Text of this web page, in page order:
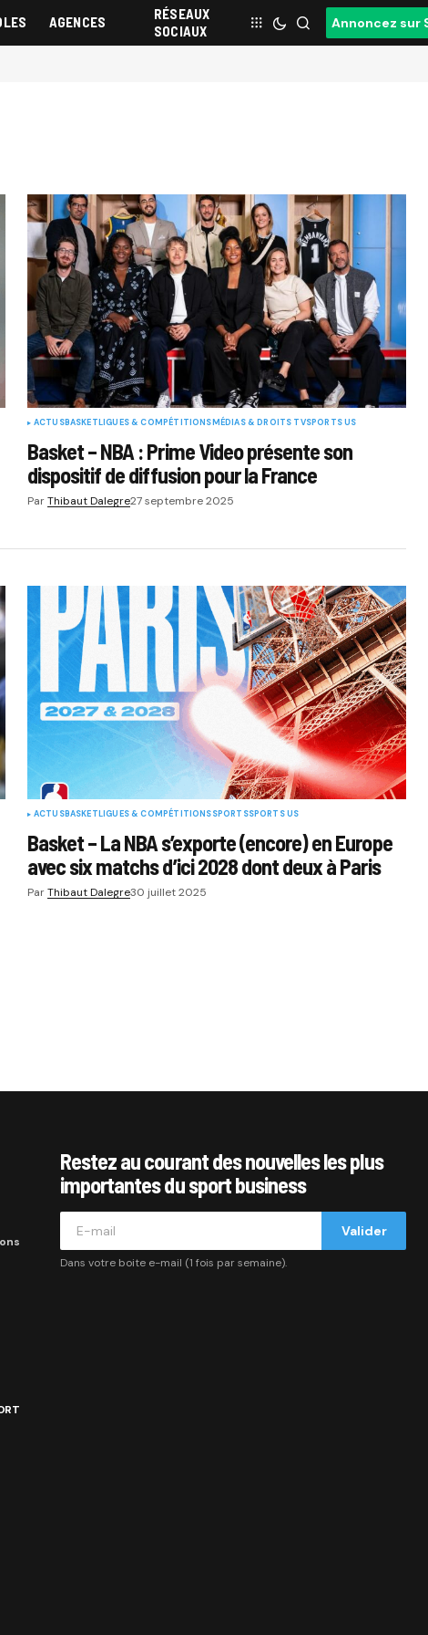
AGENCES
RÉSEAUX
SOCIAUX
Annoncez sur
ACTUSBASKETLIGUES & COMPÉTITIONSMÉDIAS & DROITS TVSPORTS US
Basket – NBA : Prime Video présente son
dispositif de diffusion pour la France
ParThibaut Dalegre27 septembre 2025
ACTUSBASKETLIGUES & COMPÉTITIONSSPORTSSPORTS US
Basket – La NBA s’exporte (encore) en Europe
avec six matchs d’ici 2028 dont deux à Paris
ParThibaut Dalegre30 juillet 2025
Restez au courant des nouvelles les plus
importantes du sport business
Valider
Dans votre boite e-mail (1 fois par semaine).